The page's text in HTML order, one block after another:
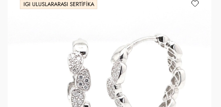
IGI ULUSLARARASI SERTIFIKA